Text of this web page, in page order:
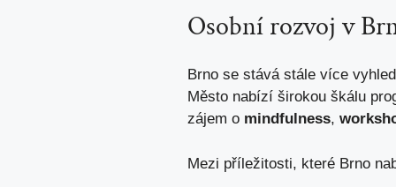
Osobní rozvoj v
Brno se stává stále více
Město nabízí širokou škálu
zájem o mindfulness,
Mezi příležitosti, které Brno